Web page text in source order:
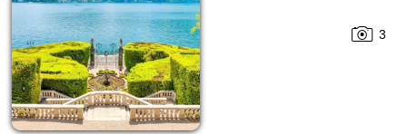
3